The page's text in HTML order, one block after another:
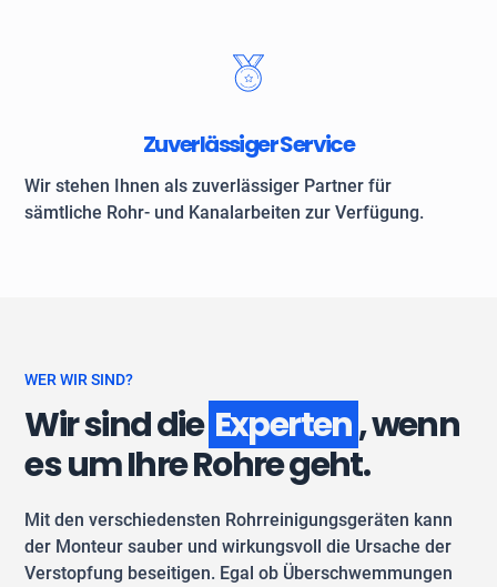
Zuverlässiger Service
Wir stehen Ihnen als zuverlässiger Partner für
sämtliche Rohr- und Kanalarbeiten zur Verfügung.
WER WIR SIND?
Wir sind die Experten, wenn
es um Ihre Rohre geht.
Mit den verschiedensten Rohrreinigungsgeräten kann
der Monteur sauber und wirkungsvoll die Ursache der
Verstopfung beseitigen. Egal ob Überschwemmungen